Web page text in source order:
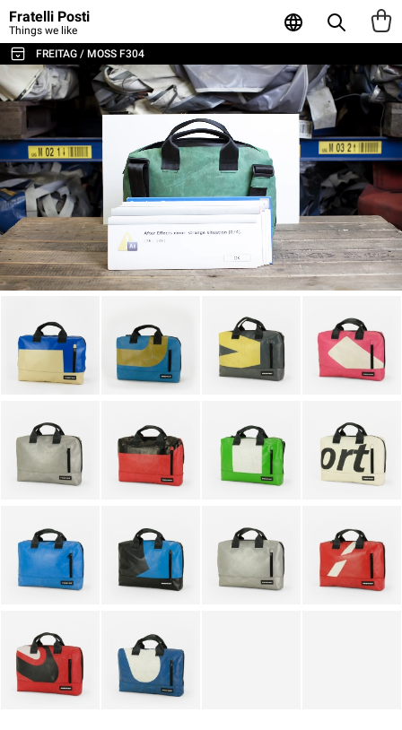
Fratelli Posti
Things we like
FREITAG / MOSS F304
TUTTE LE BORSE E GLI ACCESSORI
BORSE A TRACOLLA E MESSENGER
ZAINI
SPORT E VIAGGI
BORSE PORTA LAPTOP
TOTE E SHOPPER
PORTAFOGLI E PORTACARTE
POUCH E CONTENITORI
CUSTODIE PER LAPTOP
AGENDA & NOTEBOOK
ALTRI ACCESSORI